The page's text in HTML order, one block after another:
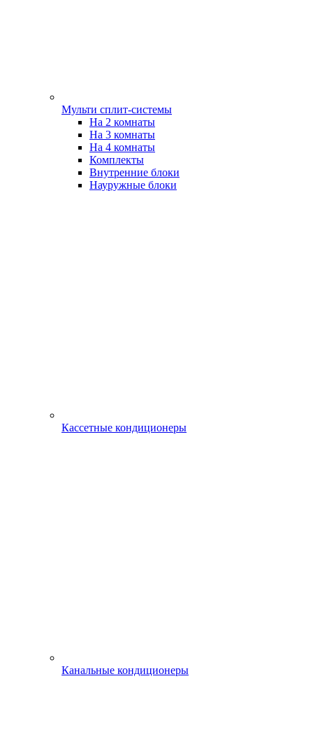
Мульти сплит-системы
На 2 комнаты
На 3 комнаты
На 4 комнаты
Комплекты
Внутренние блоки
Науружные блоки
Кассетные кондиционеры
Канальные кондиционеры